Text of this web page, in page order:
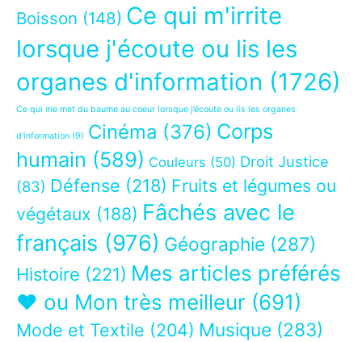
Boisson (148) Ce qui m'irrite
lorsque j'écoute ou lis les
organes d'information (1726)
Ce qui me met du baume au coeur lorsque j’écoute ou lis les organes
d’information (9) Cinéma (376) Corps
humain (589) Couleurs (50) Droit Justice
(83) Défense (218) Fruits et légumes ou
végétaux (188) Fâchés avec le
français (976) Géographie (287)
Histoire (221) Mes articles préférés
❤ ou Mon très meilleur (691)
Mode et Textile (204) Musique (283)